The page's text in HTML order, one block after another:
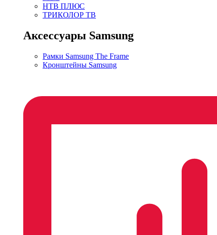
НТВ ПЛЮС
ТРИКОЛОР ТВ
Аксессуары Samsung
Рамки Samsung The Frame
Кронштейны Samsung